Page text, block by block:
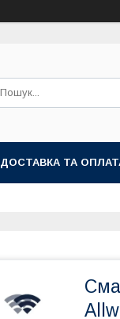
ДОСТАВКА ТА